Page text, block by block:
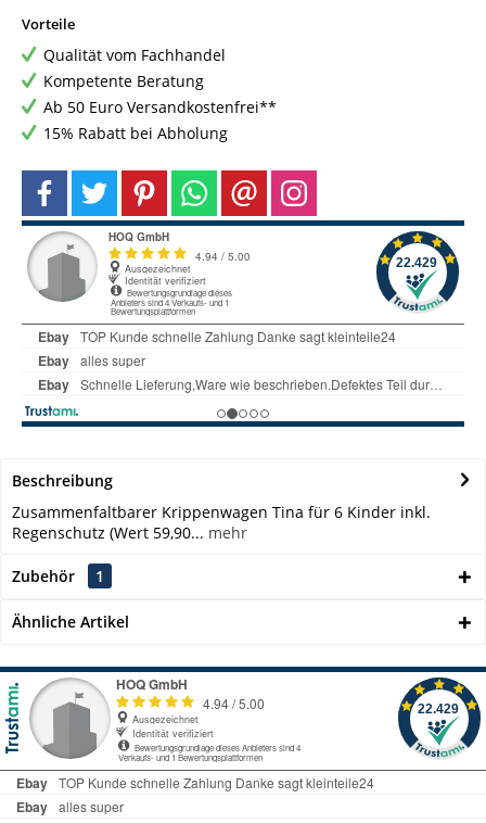
Vorteile
Qualität vom Fachhandel
Kompetente Beratung
Ab 50 Euro Versandkostenfrei**
15% Rabatt bei Abholung
Beschreibung
Zusammenfaltbarer Krippenwagen Tina für 6 Kinder inkl.
Regenschutz (Wert 59,90... mehr
Zubehör 1
Ähnliche Artikel